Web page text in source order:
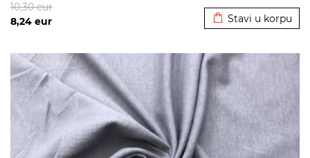
8,24 eur
10,30eur
Stavi u korpu